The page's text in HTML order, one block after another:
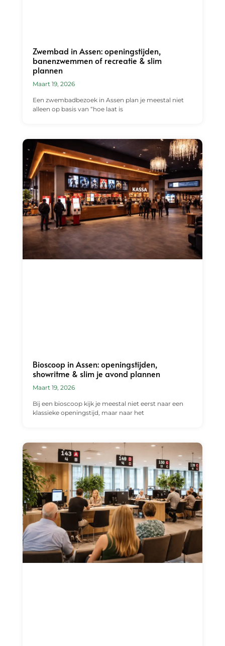
Zwembad in Assen: openingstijden,
banenzwemmen of recreatie & slim
plannen
Maart 19, 2026
Een zwembadbezoek in Assen plan je meestal niet
alleen op basis van “hoe laat is
Bioscoop in Assen: openingstijden,
showritme & slim je avond plannen
Maart 19, 2026
Bij een bioscoop kijk je meestal niet eerst naar een
klassieke openingstijd, maar naar het